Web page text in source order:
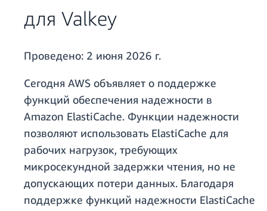
для Valkey
Проведено: 2 июня 2026 г.
Сегодня AWS объявляет о поддержке
функций обеспечения надежности в
Amazon ElastiCache. Функции надежности
позволяют использовать ElastiCache для
рабочих нагрузок, требующих
микросекундной задержки чтения, но не
допускающих потери данных. Благодаря
поддержке функций надежности ElastiCache